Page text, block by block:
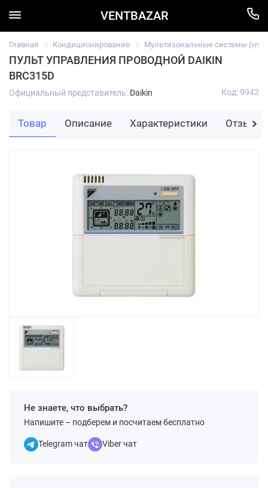
VENTBAZAR
Главная Кондиционирование Мультизональные системы (vrv/
ПУЛЬТ УПРАВЛЕНИЯ ПРОВОДНОЙ DAIKIN
BRC315D
Официальный представитель: Daikin Код: 9942
Не знаете, что выбрать?
Напишите – подберем и посчитаем бесплатно
Telegram чат Viber чат
Товар Описание Характеристики Отзывы